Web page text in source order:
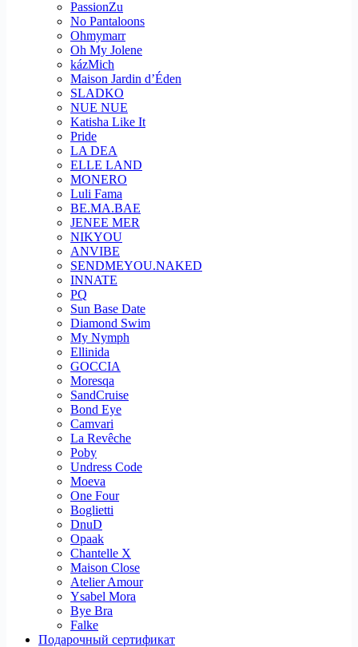
PassionZu
No Pantaloons
Ohmymarr
Oh My Jolene
kázMich
Maison Jardin d’Éden
SLADKO
NUE NUE
Katisha Like It
Pride
LA DEA
ELLE LAND
MONERO
Luli Fama
BE.MA.BAE
JENEE MER
NIKYOU
ANVIBE
SENDMEYOU.NAKED
INNATE
PQ
Sun Base Date
Diamond Swim
My Nymph
Ellinida
GOCCIA
Moresqa
SandCruise
Bond Eye
Camvari
La Revêche
Poby
Undress Code
Moeva
One Four
Boglietti
DnuD
Opaak
Chantelle X
Maison Close
Atelier Amour
Ysabel Mora
Bye Bra
Falke
Подарочный сертификат